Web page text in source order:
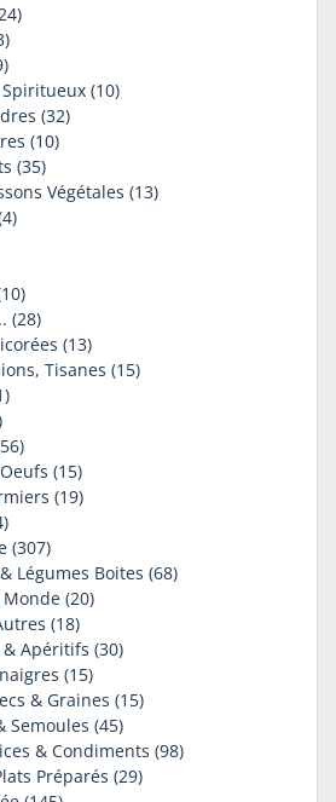
(10)
(32)
(10)
(35)
Végétales (13)
(28)
(13)
Tisanes (15)
(15)
(19)
(307)
Légumes Boites (68)
(20)
(18)
& Apéritifs (30)
(15)
& Graines (15)
Semoules (45)
& Condiments (98)
Préparés (29)